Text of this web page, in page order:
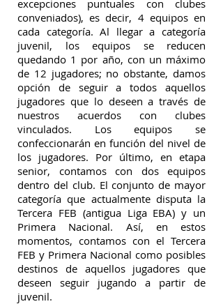
excepciones puntuales con clubes
conveniados), es decir, 4 equipos en
cada categoría. Al llegar a categoría
juvenil, los equipos se reducen
quedando 1 por año, con un máximo
de 12 jugadores; no obstante, damos
opción de seguir a todos aquellos
jugadores que lo deseen a través de
nuestros acuerdos con clubes
vinculados. Los equipos se
confeccionarán en función del nivel de
los jugadores. Por último, en etapa
senior, contamos con dos equipos
dentro del club. El conjunto de mayor
categoría que actualmente disputa la
Tercera FEB (antigua Liga EBA) y un
Primera Nacional. Así, en estos
momentos, contamos con el Tercera
FEB y Primera Nacional como posibles
destinos de aquellos jugadores que
deseen seguir jugando a partir de
juvenil.